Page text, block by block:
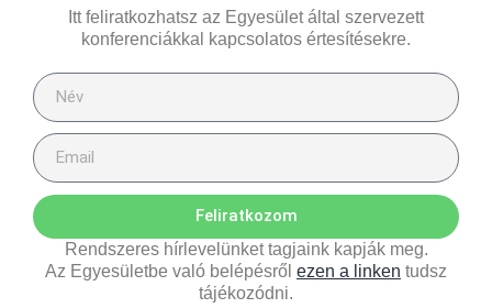
Itt feliratkozhatsz az Egyesület által szervezett
konferenciákkal kapcsolatos értesítésekre.
Feliratkozom
Rendszeres hírlevelünket tagjaink kapják meg.
Az Egyesületbe való belépésről ezen a linken tudsz
tájékozódni.